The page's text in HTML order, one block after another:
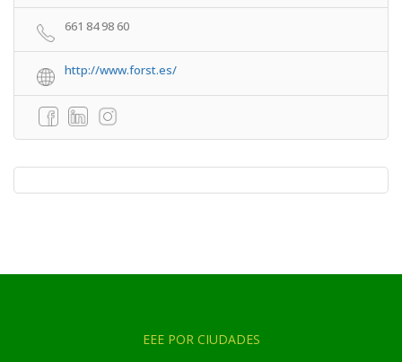
661 84 98 60
http://www.forst.es/
EEE POR CIUDADES